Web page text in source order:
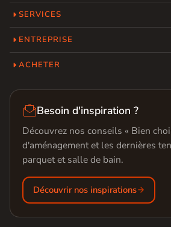
SERVICES
ENTREPRISE
ACHETER
Besoin d'inspiration ?
Découvrez nos conseils « Bien
d'aménagement et les dernières
parquet et salle de bain.
Découvrir nos inspirations